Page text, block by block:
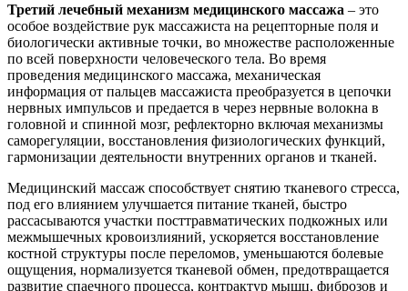
Третий лечебный механизм медицинского массажа – это
особое воздействие рук массажиста на рецепторные поля и
биологически активные точки, во множестве расположенные
по всей поверхности человеческого тела. Во время
проведения медицинского массажа, механическая
информация от пальцев массажиста преобразуется в цепочки
нервных импульсов и предается в через нервные волокна в
головной и спинной мозг, рефлекторно включая механизмы
саморегуляции, восстановления физиологических функций,
гармонизации деятельности внутренних органов и тканей.
Медицинский массаж способствует снятию тканевого стресса,
под его влиянием улучшается питание тканей, быстро
рассасываются участки посттравматических подкожных или
межмышечных кровоизлияний, ускоряется восстановление
костной структуры после переломов, уменьшаются болевые
ощущения, нормализуется тканевой обмен, предотвращается
развитие спаечного процесса, контрактур мышц, фиброзов и